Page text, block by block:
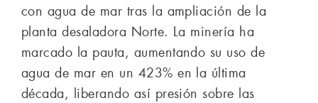
con agua de mar tras la ampliación de la
planta desaladora Norte. La minería ha
marcado la pauta, aumentando su uso de
agua de mar en un 423% en la última
década, liberando así presión sobre las